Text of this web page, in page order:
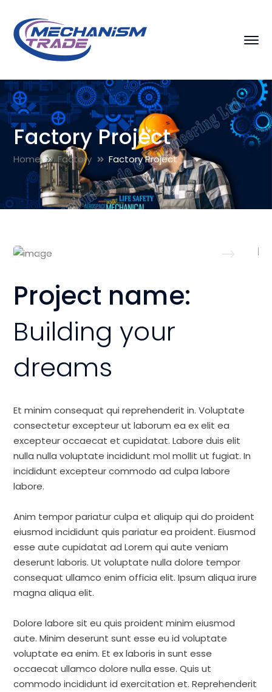
Factory Project
Home Factory Factory Project
Project name:
Building your
dreams
Et minim consequat qui reprehenderit in. Voluptate
consectetur excepteur ut laborum ea ex elit ea
excepteur occaecat et cupidatat. Labore duis elit
nulla nulla voluptate incididunt mol mollit ut fugiat. In
incididunt excepteur commodo ad culpa labore
labore.
Anim tempor pariatur culpa et aliquip qui do proident
eiusmod incididunt quis pariatur ea proident. Eiusmod
esse aute cupidatat ad Lorem qui aute veniam
deserunt laboris. Ut voluptate nulla dolore tempor
consequat ullamco enim officia elit. Ipsum aliqua irure
magna aliqua elit.
Dolore labore sit eu quis proident minim eiusmod
aute. Minim deserunt sunt esse eu id voluptate
voluptate ea enim. Et ex laboris in sunt esse
occaecat ullamco dolore nulla esse. Quis ut
commodo incididunt id exercitation et. Reprehenderit